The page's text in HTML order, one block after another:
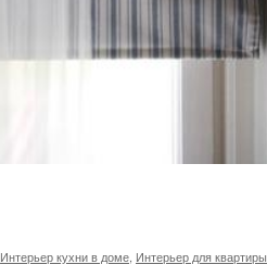
Интерьер кухни в доме Интерьер для квартиры